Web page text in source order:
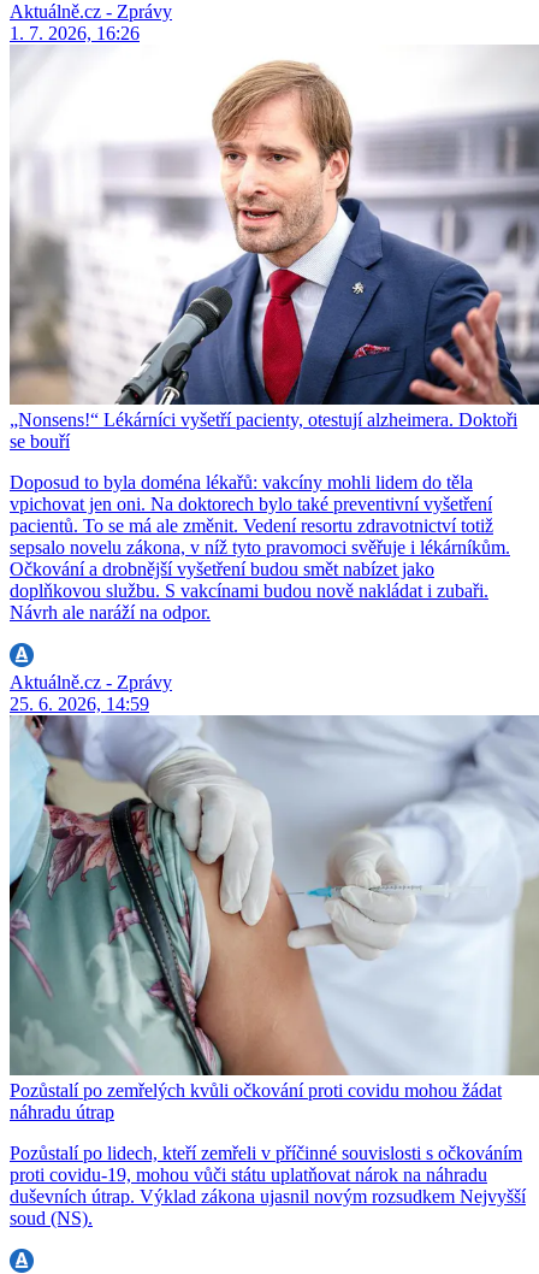
Aktuálně.cz - Zprávy
1. 7. 2026, 16:26
„Nonsens!“ Lékárníci vyšetří pacienty, otestují alzheimera. Doktoři
se bouří
Doposud to byla doména lékařů: vakcíny mohli lidem do těla
vpichovat jen oni. Na doktorech bylo také preventivní vyšetření
pacientů. To se má ale změnit. Vedení resortu zdravotnictví totiž
sepsalo novelu zákona, v níž tyto pravomoci svěřuje i lékárníkům.
Očkování a drobnější vyšetření budou smět nabízet jako
doplňkovou službu. S vakcínami budou nově nakládat i zubaři.
Návrh ale naráží na odpor.
Aktuálně.cz - Zprávy
25. 6. 2026, 14:59
Pozůstalí po zemřelých kvůli očkování proti covidu mohou žádat
náhradu útrap
Pozůstalí po lidech, kteří zemřeli v příčinné souvislosti s očkováním
proti covidu-19, mohou vůči státu uplatňovat nárok na náhradu
duševních útrap. Výklad zákona ujasnil novým rozsudkem Nejvyšší
soud (NS).